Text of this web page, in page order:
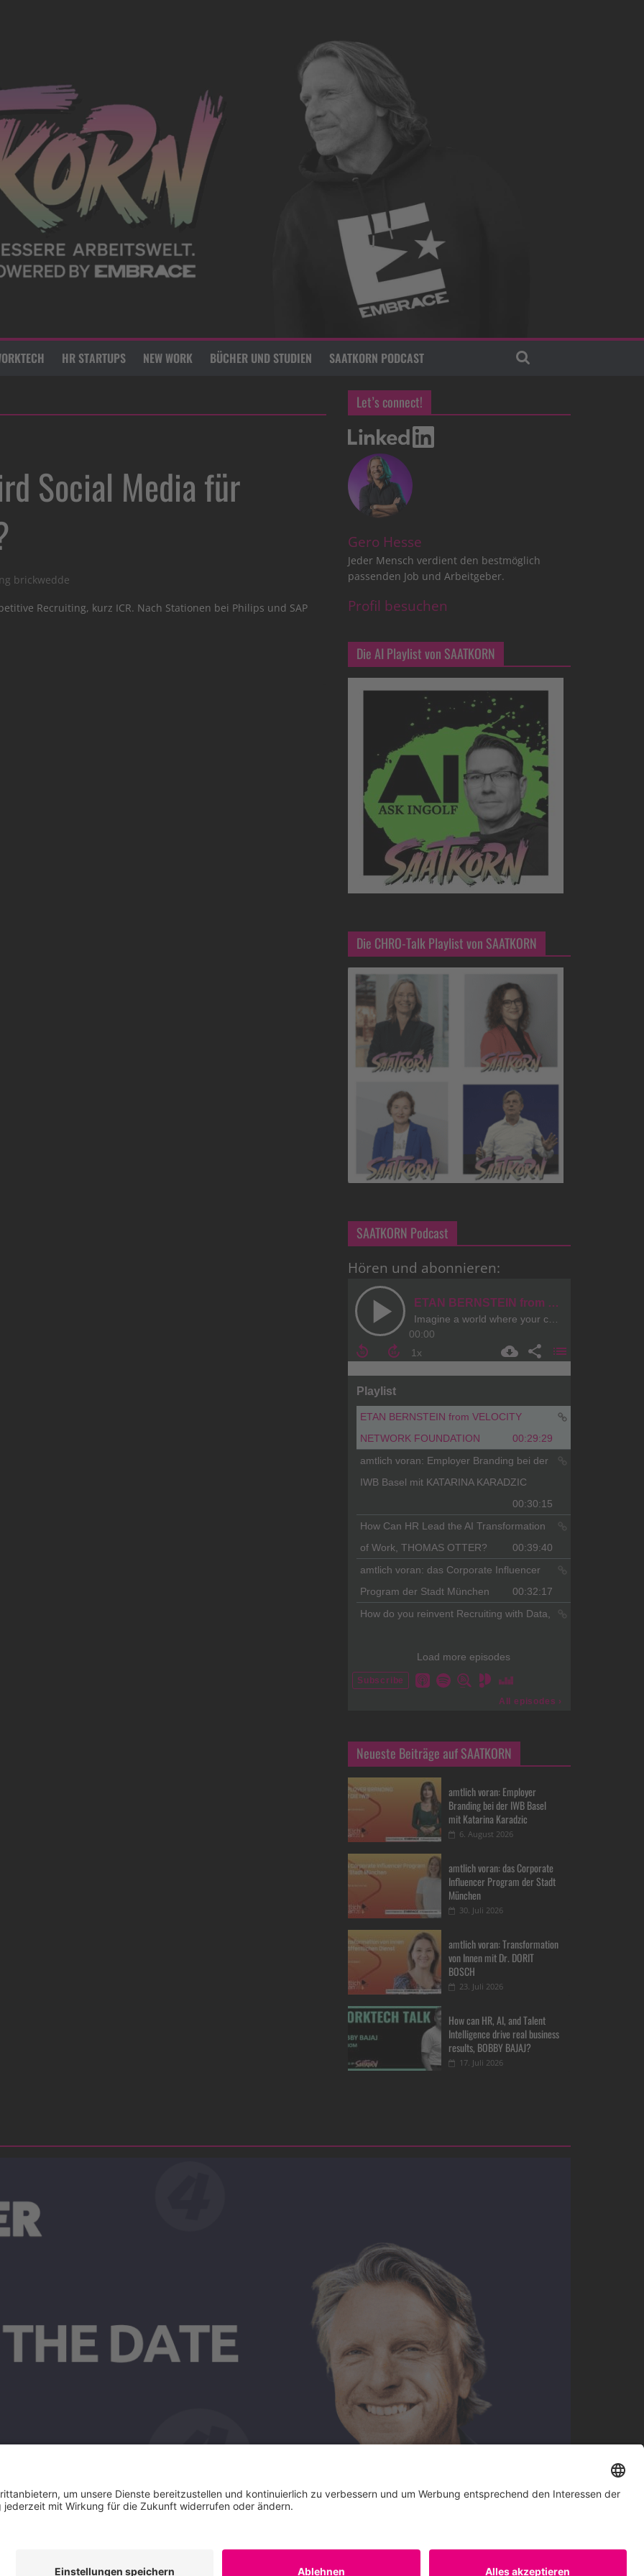
HR STARTUPS NEW WORK BÜCHER UND STUDIEN SAATKORN PODCAST
Social Media für
brickwedde
Recruiting, kurz ICR. Nach Stationen bei Philips und SAP
Let’s connect!
Gero Hesse
Jeder Mensch verdient den bestmöglich
passenden Job und Arbeitgeber.
Profil besuchen
Die AI Playlist von SAATKORN
Die CHRO-Talk Playlist von SAATKORN
SAATKORN Podcast
Hören und abonnieren:
Neueste Beiträge auf SAATKORN
amtlich voran: Employer
Branding bei der IWB Basel
mit Katarina Karadzic
6. August 2026
amtlich voran: das Corporate
Influencer Program der Stadt
München
30. Juli 2026
amtlich voran: Transformation
von Innen mit Dr. DORIT
BOSCH
23. Juli 2026
How can HR, AI, and Talent
Intelligence drive real business
results, BOBBY BAJAJ?
17. Juli 2026